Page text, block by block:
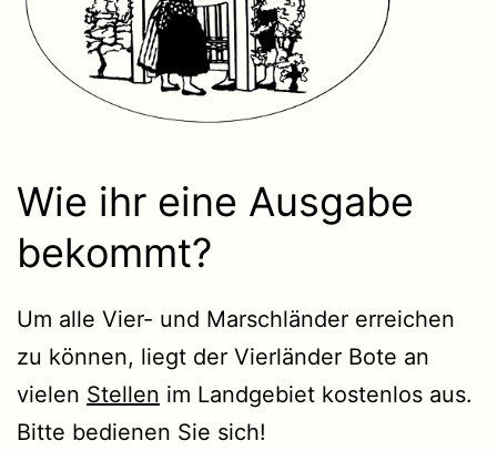
Wie ihr eine Ausgabe
bekommt?
Um alle Vier- und Marschländer erreichen
zu können, liegt der Vierländer Bote an
vielen Stellen im Landgebiet kostenlos aus.
Bitte bedienen Sie sich!